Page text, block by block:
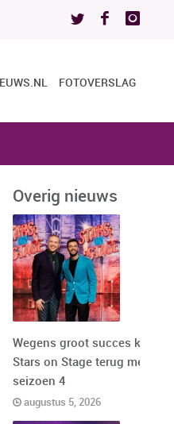
FOTOVERSLAG
Overig nieuws
Wegens groot succes keert
Stars on Stage terug met
seizoen 4
augustus 5, 2026